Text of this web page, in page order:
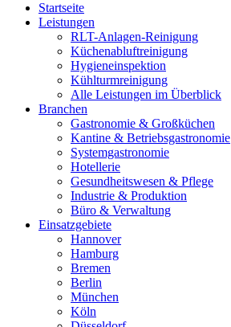
Startseite
Leistungen
RLT-Anlagen-Reinigung
Küchenabluftreinigung
Hygieneinspektion
Kühlturmreinigung
Alle Leistungen im Überblick
Branchen
Gastronomie & Großküchen
Kantine & Betriebsgastronomie
Systemgastronomie
Hotellerie
Gesundheitswesen & Pflege
Industrie & Produktion
Büro & Verwaltung
Einsatzgebiete
Hannover
Hamburg
Bremen
Berlin
München
Köln